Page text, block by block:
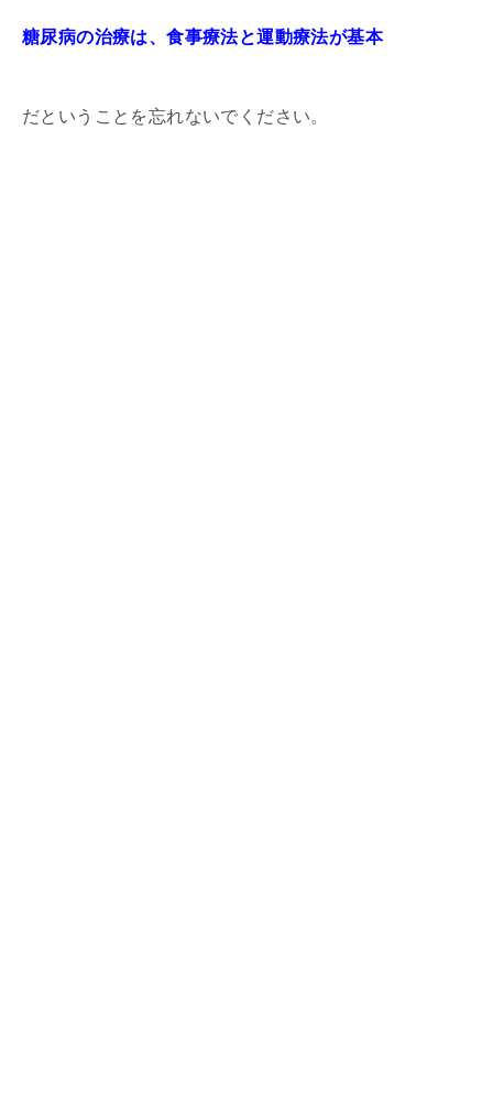
糖尿病の治療は、食事療法と運動療法が基本
だということを忘れないでください。